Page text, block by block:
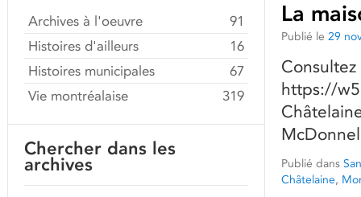
La
Publié le 29
https://
Publié dans
Châtelaine,
Archives à l'oeuvre
91
Histoires d'ailleurs
16
Histoires municipales
67
Vie montréalaise
319
Chercher dans les
archives